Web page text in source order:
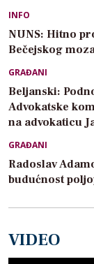
INFO
NUNS: Hitno
Bečejskog
GRAĐANI
Beljanski:
Advokatske
na advokaticu
GRAĐANI
Radoslav
budućnost
VIDEO